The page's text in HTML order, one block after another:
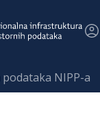
NIPP-a